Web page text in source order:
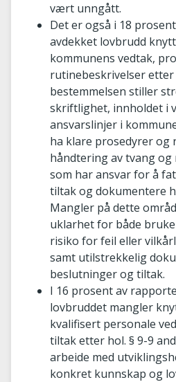
vært unngått.
Det er også i 18
avdekket lovbrudd
kommunens vedtak,
rutinebeskrivelser etter
bestemmelsen stiller
skriftlighet, innholdet i
ansvarslinjer i
ha klare prosedyrer
håndtering av tvang
som har ansvar for å
tiltak og dokumentere
Mangler på dette
uklarhet for både
risiko for feil eller
samt utilstrekkelig
beslutninger og tiltak.
I 16 prosent av
lovbruddet mangler
kvalifisert personale
tiltak etter hol. § 9-9
arbeide med
konkret kunnskap og